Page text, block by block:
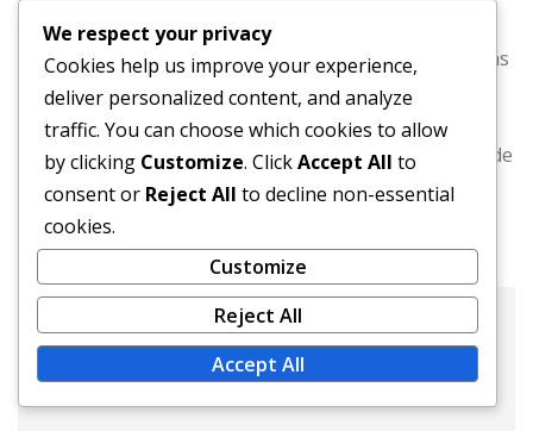
Embora a 5-4-1 possa destacar-se em fechar ataques,
as equipas que utilizam a 4-2-3-1 podem criar múltiplas
oportunidades de golo através de jogadas
coordenadas. Os treinadores devem ponderar a
necessidade de força defensiva em relação ao desejo de
poder ofensivo ao escolher entre estas formações.
Victor Albright
Website:
We respect your privacy
Cookies help us improve your experience,
deliver personalized content, and analyze
traffic. You can choose which cookies to allow
by clicking Customize. ClickAccept All to
consent or Reject All to decline non-essential
cookies.
Customize
Reject All
Accept All